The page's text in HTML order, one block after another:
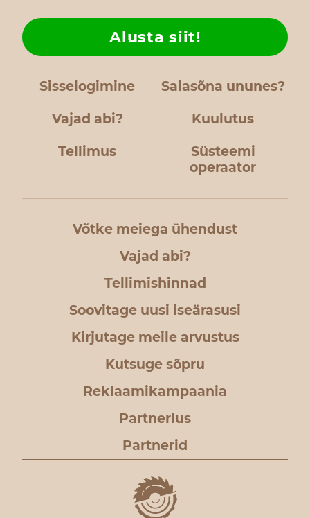
Sisselogimine Salasõna ununes?
Vajad abi?
Alusta siit!
Kuulutus
Tellimus
Süsteemi
operaator
Võtke meiega ühendust
Vajad abi?
Tellimishinnad
Soovitage uusi iseärasusi
Kirjutage meile arvustus
Kutsuge sõpru
Reklaamikampaania
Partnerlus
Partnerid